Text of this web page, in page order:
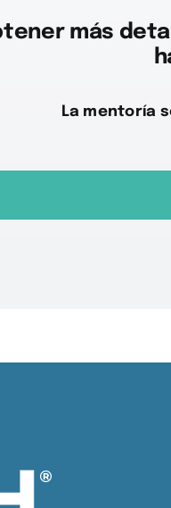
más
La mentoría